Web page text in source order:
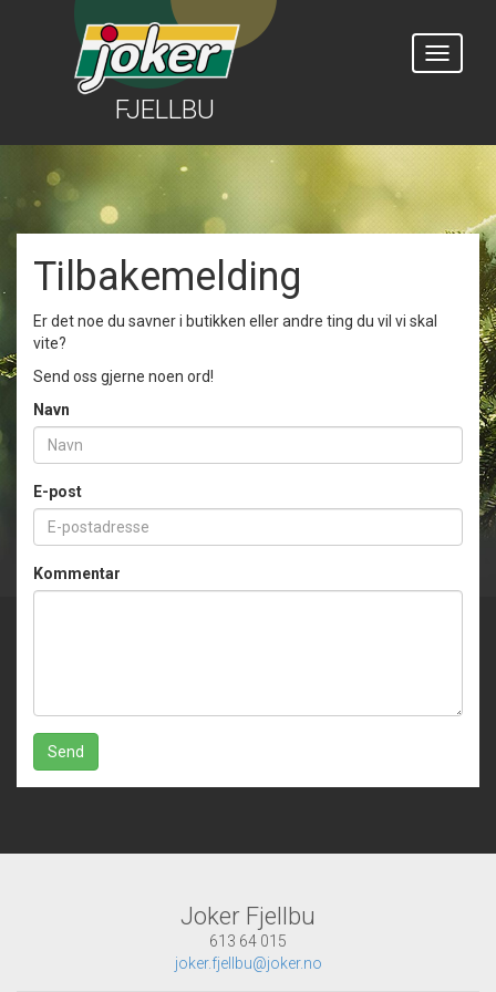
FJELLBU
Vis
meny
Tilbakemelding
Er det noe du savner i butikken eller andre ting du vil vi skal
vite?
Send oss gjerne noen ord!
Navn
E-post
Kommentar
Send
Joker Fjellbu
613 64 015
joker.fjellbu@joker.no